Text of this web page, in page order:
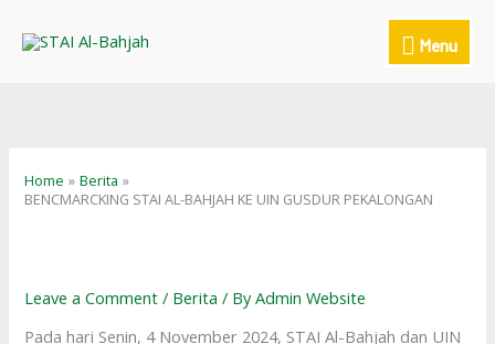
content
Menu
Menu
Home
Berita
BENCMARCKING STAI AL-BAHJAH KE UIN GUSDUR PEKALONGAN
Leave a Comment / Berita / ByAdmin Website
Pada hari Senin, 4 November 2024, STAI Al-Bahjah dan UIN